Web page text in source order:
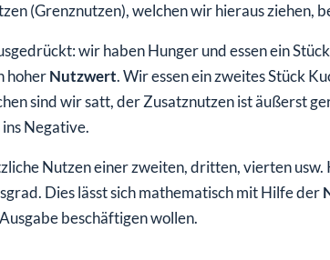
(Grenznutzen), welchen wir hieraus ziehen,
wir haben Hunger und essen ein
hoherNutzwert. Wir essen ein zweites Stück
sind wir satt, der Zusatznutzen ist äußerst
Negative.
Nutzen einer zweiten, dritten, vierten usw.
Dies lässt sich mathematisch mit Hilfe der
beschäftigen wollen.